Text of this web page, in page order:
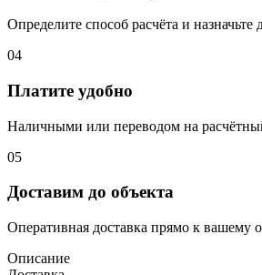
Определите способ расчёта и назначьте
04
Платите удобно
Наличными или переводом на
05
Доставим до объекта
Оперативная доставка прямо к вашему
Описание